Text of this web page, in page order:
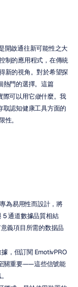
開啟通往新可能性之大
制的應用程式，在傳統
新的視角。對於希望探
熱門的選擇。這篇
際可以用它做什麼。我
取認知健康工具方面的
。
為易用性而設計，將
5 通道數據品質相結
義項目所需的数据品
，但訂閱 EmotivPRO
關重要——這些信號能